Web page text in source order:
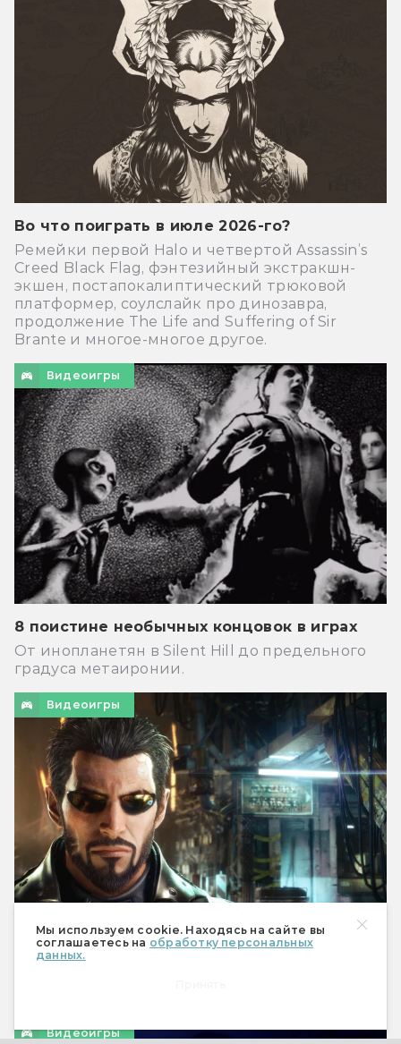
Мы используем cookie. Находясь на сайте вы
соглашаетесь на обработку персональных
данных.
Во что поиграть в июле 2026-го?
Ремейки первой Halo и четвертой Assassin’s
Creed Black Flag, фэнтезийный экстракшн-
экшен, постапокалиптический трюковой
платформер, соулслайк про динозавра,
продолжение The Life and Suffering of Sir
Brante и многое-многое другое.
Видеоигры
8 поистине необычных концовок в играх
От инопланетян в Silent Hill до предельного
градуса метаиронии.
Видеоигры
Пророчества Deus Ex: как классическая
Видеоигры